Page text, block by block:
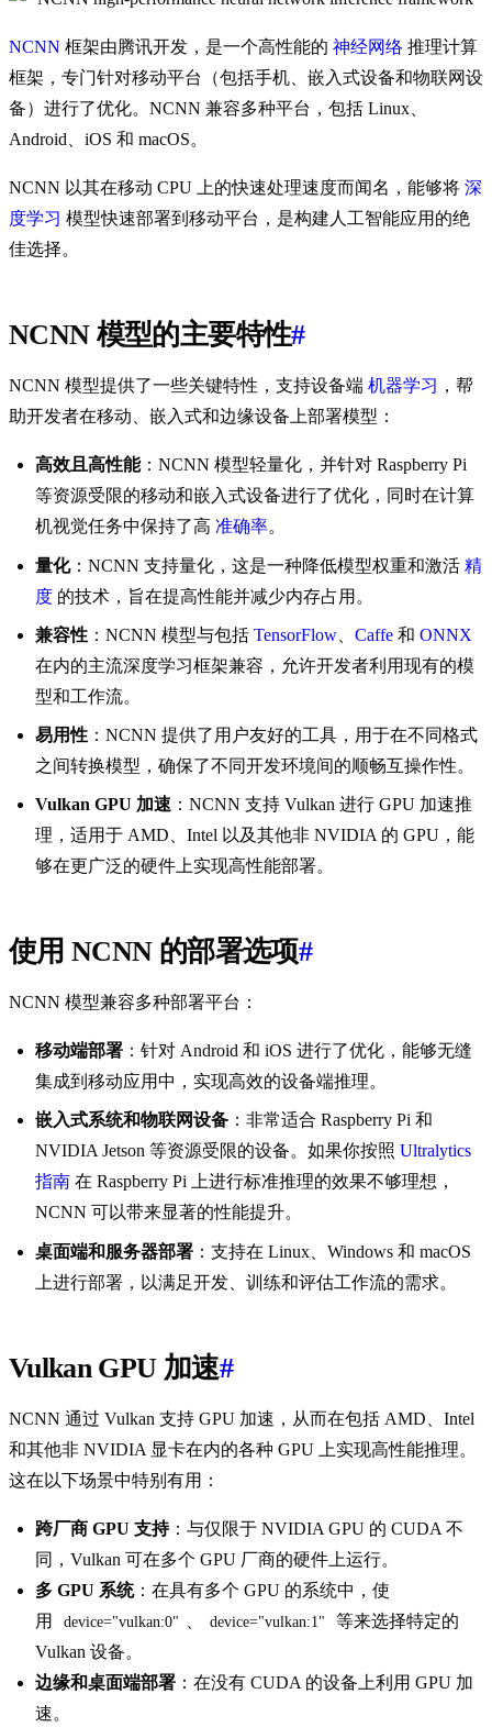
NCNN 框架由腾讯开发，是一个高性能的 神经网络 推理计算
框架，专门针对移动平台（包括手机、嵌入式设备和物联网设
备）进行了优化。NCNN 兼容多种平台，包括 Linux、
Android、iOS 和 macOS。
NCNN 以其在移动 CPU 上的快速处理速度而闻名，能够将 深
度学习 模型快速部署到移动平台，是构建人工智能应用的绝
佳选择。
NCNN 模型的主要特性#
NCNN 模型提供了一些关键特性，支持设备端 机器学习 ，帮
助开发者在移动、嵌入式和边缘设备上部署模型：
高效且高性能：NCNN 模型轻量化，并针对 Raspberry Pi
等资源受限的移动和嵌入式设备进行了优化，同时在计算
机视觉任务中保持了高 准确率。
量化：NCNN 支持量化，这是一种降低模型权重和激活 精
度 的技术，旨在提高性能并减少内存占用。
兼容性 ：NCNN 模型与包括 TensorFlow Caffe 和 ONNX
在内的主流深度学习框架兼容，允许开发者利用现有的模
型和工作流。
易用性 ：NCNN 提供了用户友好的工具，用于在不同格式
之间转换模型，确保了不同开发环境间的顺畅互操作性。
Vulkan GPU 加速 ：NCNN 支持 Vulkan 进行 GPU 加速推
理，适用于 AMD、Intel 以及其他非 NVIDIA 的 GPU，能
够在更广泛的硬件上实现高性能部署。
使用 NCNN 的部署选项#
NCNN 模型兼容多种部署平台：
移动端部署 ：针对 Android 和 iOS 进行了优化，能够无缝
集成到移动应用中，实现高效的设备端推理。
嵌入式系统和物联网设备 ：非常适合 Raspberry Pi 和
NVIDIA Jetson 等资源受限的设备。如果你按照 Ultralytics
指南 在 Raspberry Pi 上进行标准推理的效果不够理想，
NCNN 可以带来显著的性能提升。
桌面端和服务器部署 ：支持在 Linux、Windows 和 macOS
上进行部署，以满足开发、训练和评估工作流的需求。
Vulkan GPU 加速#
NCNN 通过 Vulkan 支持 GPU 加速，从而在包括 AMD、Intel
和其他非 NVIDIA 显卡在内的各种 GPU 上实现高性能推理。
这在以下场景中特别有用：
跨厂商 GPU 支持：与仅限于 NVIDIA GPU 的 CUDA 不
同，Vulkan 可在多个 GPU 厂商的硬件上运行。
多 GPU 系统：在具有多个 GPU 的系统中，使
用
device="vulkan:0" device="vulkan:1"
等来选择特定的
Vulkan 设备。
边缘和桌面端部署 ：在没有 CUDA 的设备上利用 GPU 加
速。